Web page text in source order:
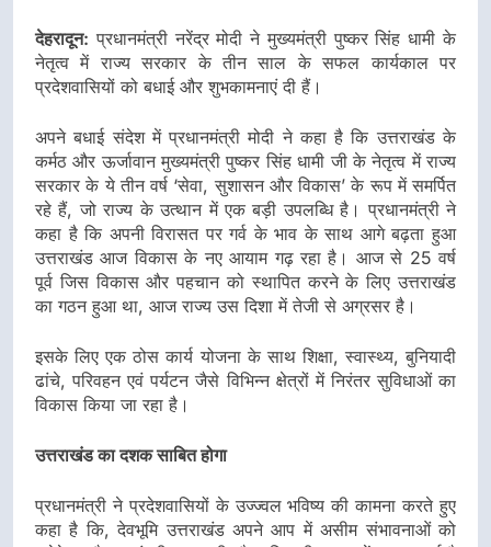
देहरादून: प्रधानमंत्री नरेंद्र मोदी ने मुख्यमंत्री पुष्कर सिंह धामी के
नेतृत्व में राज्य सरकार के तीन साल के सफल कार्यकाल पर
प्रदेशवासियों को बधाई और शुभकामनाएं दी हैं।
अपने बधाई संदेश में प्रधानमंत्री मोदी ने कहा है कि उत्तराखंड के
कर्मठ और ऊर्जावान मुख्यमंत्री पुष्कर सिंह धामी जी के नेतृत्व में राज्य
सरकार के ये तीन वर्ष ‘सेवा, सुशासन और विकास’ के रूप में समर्पित
रहे हैं, जो राज्य के उत्थान में एक बड़ी उपलब्धि है। प्रधानमंत्री ने
कहा है कि अपनी विरासत पर गर्व के भाव के साथ आगे बढ़ता हुआ
उत्तराखंड आज विकास के नए आयाम गढ़ रहा है। आज से 25 वर्ष
पूर्व जिस विकास और पहचान को स्थापित करने के लिए उत्तराखंड
का गठन हुआ था, आज राज्य उस दिशा में तेजी से अग्रसर है।
इसके लिए एक ठोस कार्य योजना के साथ शिक्षा, स्वास्थ्य, बुनियादी
ढांचे, परिवहन एवं पर्यटन जैसे विभिन्न क्षेत्रों में निरंतर सुविधाओं का
विकास किया जा रहा है।
उत्तराखंड का दशक साबित होगा
प्रधानमंत्री ने प्रदेशवासियों के उज्ज्वल भविष्य की कामना करते हुए
कहा है कि, देवभूमि उत्तराखंड अपने आप में असीम संभावनाओं को